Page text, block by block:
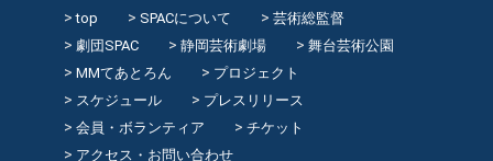
top SPACについて
芸術総監督
劇団SPAC
静岡芸術劇場
舞台芸術公園
MMてあとろん
プロジェクト
スケジュール
プレスリリース
会員・ボランティア
チケット
アクセス・お問い合わせ